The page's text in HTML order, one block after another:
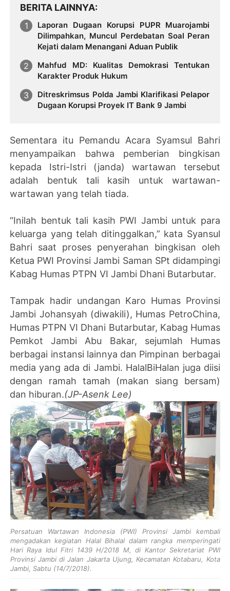
BERITA LAINNYA
Laporan Dugaan Korupsi PUPR Muarojambi
Dilimpahkan, Muncul Perdebatan Soal Peran
Kejati dalam Menangani Aduan Publik
Mahfud MD: Kualitas Demokrasi Tentukan
Karakter Produk Hukum
Ditreskrimsus Polda Jambi Klarifikasi Pelapor
Dugaan Korupsi Proyek IT Bank 9 Jambi
Sementara itu Pemandu Acara Syamsul Bahri
menyampaikan bahwa pemberian bingkisan
kepada Istri-Istri (janda) wartawan tersebut
adalah bentuk tali kasih untuk wartawan-
wartawan yang telah tiada.
“Inilah bentuk tali kasih PWI Jambi untuk para
keluarga yang telah ditinggalkan,” kata Syansul
Bahri saat proses penyerahan bingkisan oleh
Ketua PWI Provinsi Jambi Saman SPt didampingi
Kabag Humas PTPN VI Jambi Dhani Butarbutar.
Tampak hadir undangan Karo Humas Provinsi
Jambi Johansyah (diwakili), Humas PetroChina,
Humas PTPN VI Dhani Butarbutar, Kabag Humas
Pemkot Jambi Abu Bakar, sejumlah Humas
berbagai instansi lainnya dan Pimpinan berbagai
media yang ada di Jambi. HalalBiHalan juga diisi
dengan ramah tamah (makan siang bersam)
dan hiburan.(JP-Asenk Lee)
Persatuan Wartawan Indonesia (PWI) Provinsi Jambi kembali
mengadakan kegiatan Halal Bihalal dalam rangka memperingati
Hari Raya Idul Fitri 1439 H/2018 M, di Kantor Sekretariat PWI
Provinsi Jambi di Jalan Jakarta Ujung, Kecamatan Kotabaru, Kota
Jambi, Sabtu (14/7/2018).